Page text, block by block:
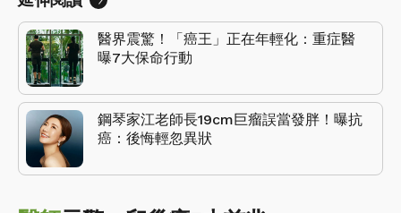
醫界震驚！「癌王」正在年輕化：重症醫
曝7大保命行動
鋼琴家江老師長19cm巨瘤誤當發胖！曝抗
癌：後悔輕忽異狀